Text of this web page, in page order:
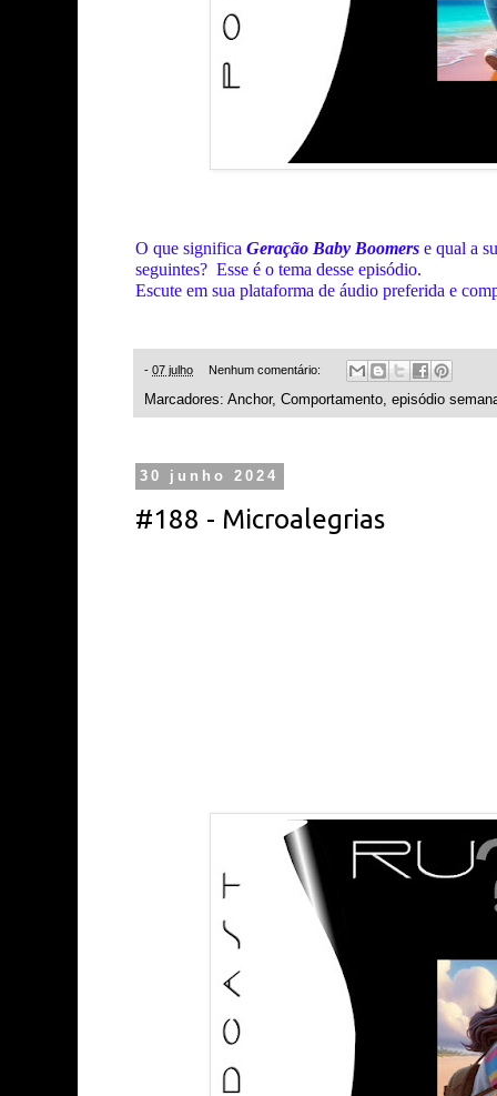
O que significa Geração Baby Boomers e qual a
seguintes? Esse é o tema desse episódio.
Escute em sua plataforma de áudio preferida e
- 07 julho Nenhum comentário:
Marcadores: Anchor, Comportamento, episódio
30 junho 2024
#188 - Microalegrias